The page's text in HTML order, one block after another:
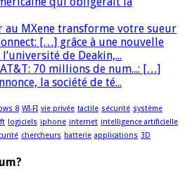
au MXene transforme votre sueur
[…] grâce à une nouvelle
de Deakin,...
70 millions de num...: […]
la société de té...
8 WI-FI vie privée tactile sécurité système
logiciels iphone internet intelligence artificielle
chercheurs batterie applications 3D